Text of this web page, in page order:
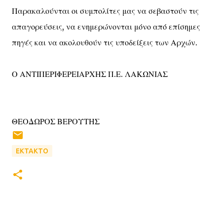
Παρακαλούνται οι συμπολίτες μας να σεβαστούν τις
απαγορεύσεις, να ενημερώνονται μόνο από επίσημες
πηγές και να ακολουθούν τις υποδείξεις των Αρχών.
Ο ΑΝΤΙΠΕΡΙΦΕΡΕΙΑΡΧΗΣ Π.Ε. ΛΑΚΩΝΙΑΣ
ΘΕΟΔΩΡΟΣ ΒΕΡΟΥΤΗΣ
ΕΚΤΑΚΤΟ